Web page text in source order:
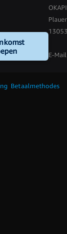
E-
Betaalmethodes